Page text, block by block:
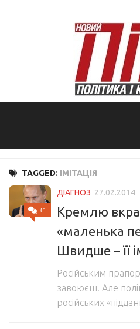
TAGGED: ІМІТАЦІЯ
31
ДІАГНОЗ 27.02.2014
Кремлю
«маленька
Швидше – її
Російським
завоюєш. Але
російських